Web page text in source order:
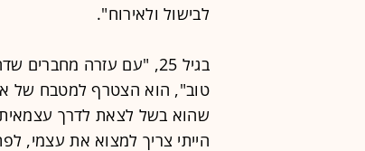
לבישול ולאירוח".
בגיל 25, "עם עזרה
טוב", הוא הצטרף למטבח של
שהוא בשל לצאת לדרך עצמאית.
הייתי צריך למצוא את עצמי,